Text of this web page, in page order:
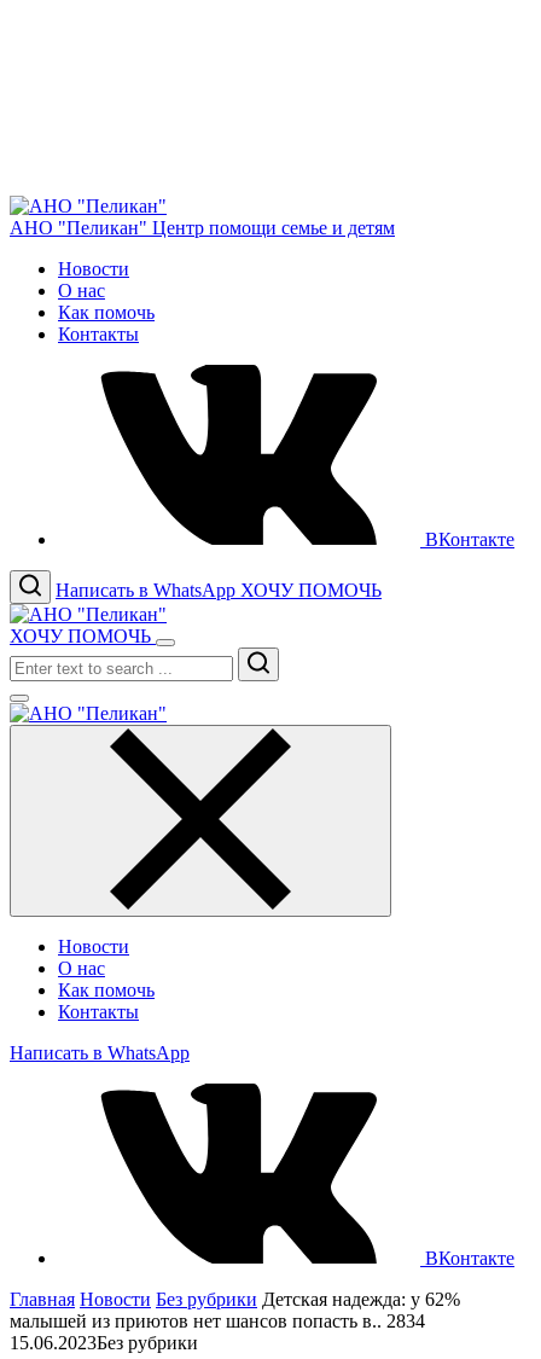
АНО "Пеликан" Центр помощи семье и детям
Новости
О нас
Как помочь
Контакты
ВКонтакте
Написать в WhatsApp ХОЧУ ПОМОЧЬ
ХОЧУ ПОМОЧЬ
Search
Новости
О нас
Как помочь
Контакты
Написать в WhatsApp
ВКонтакте
Главная Новости Без рубрики Детская надежда: у 62%
малышей из приютов нет шансов попасть в.. 2834
15.06.2023Без рубрики